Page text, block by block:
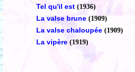
Tel qu'il est (1936)
La valse brune (1909)
La valse chaloupée (1909)
La vipère (1919)